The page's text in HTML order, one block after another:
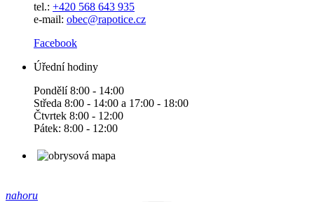
tel.: +420 568 643 935
e-mail: obec@rapotice.cz
Facebook
Úřední hodiny
Pondělí 8:00 - 14:00
Středa 8:00 - 14:00 a 17:00 - 18:00
Čtvrtek 8:00 - 12:00
Pátek: 8:00 - 12:00
nahoru